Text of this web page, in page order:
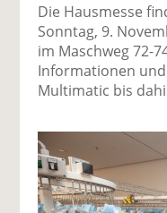
Die Hausmesse
Sonntag, 9.
im Maschweg 72-
Informationen
Multimatic bis